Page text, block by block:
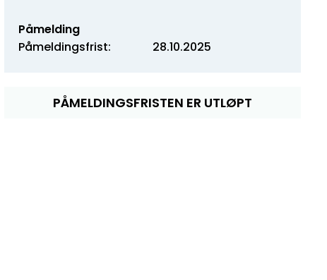
Påmelding
Påmeldingsfrist:
28.10.2025
PÅMELDINGSFRISTEN ER UTLØPT